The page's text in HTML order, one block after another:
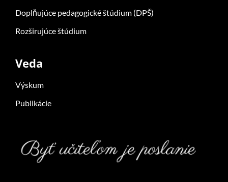
Doplňujúce pedagogické štúdium (DPŠ)
Rozširujúce štúdium
Veda
Výskum
Publikácie